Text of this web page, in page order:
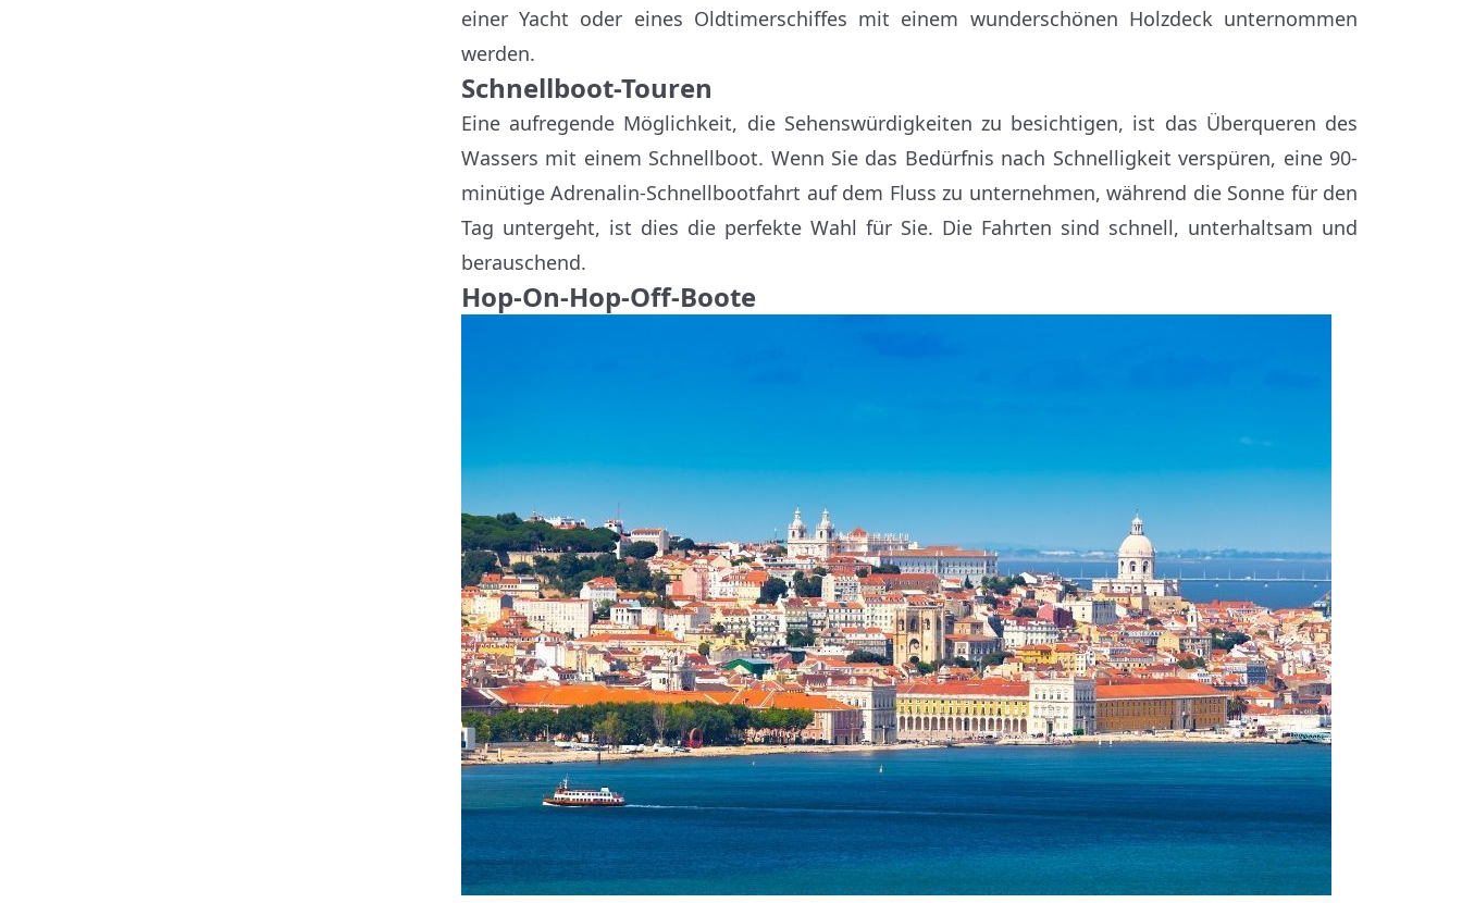
einer Yacht oder eines Oldtimerschiffes mit einem wunderschönen Holzdeck unternommen
werden.
Schnellboot-Touren
Eine aufregende Möglichkeit, die Sehenswürdigkeiten zu besichtigen, ist das Überqueren des
Wassers mit einem Schnellboot. Wenn Sie das Bedürfnis nach Schnelligkeit verspüren, eine 90-
minütige Adrenalin-Schnellbootfahrt auf dem Fluss zu unternehmen, während die Sonne für den
Tag untergeht, ist dies die perfekte Wahl für Sie. Die Fahrten sind schnell, unterhaltsam und
berauschend.
Hop-On-Hop-Off-Boote